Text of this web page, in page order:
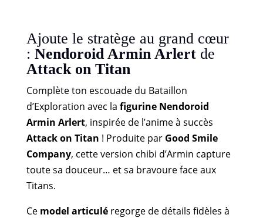
Ajoute le stratège au grand cœur
: Nendoroid Armin Arlertde
Attack on Titan
Complète ton escouade du Bataillon
d’Exploration avec la figurine Nendoroid
Armin Arlert, inspirée de l’anime à succès
Attack on Titan ! Produite par Good Smile
Company, cette version chibi d’Armin capture
toute sa douceur… et sa bravoure face aux
Titans.
Ce model articuléregorge de détails fidèles à